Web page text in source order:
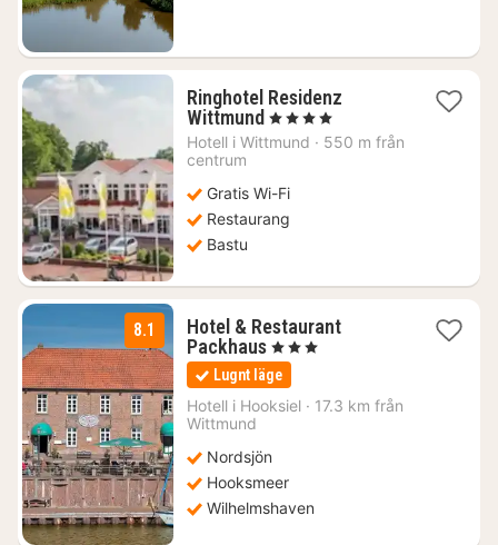
Ringhotel Residenz
Wittmund 1
natt
kr.
, 4 Stjärnor
Hotell i Wittmund · 550 m från
centrum
Gratis Wi-Fi
Restaurang
Bastu
8.1
Hotel & Restaurant
Packhaus1
natt
från
1576
, 3 Stjärnor
Lugnt läge
Hotell i Hooksiel · 17.3 km från
Wittmund
Nordsjön
Hooksmeer
Wilhelmshaven